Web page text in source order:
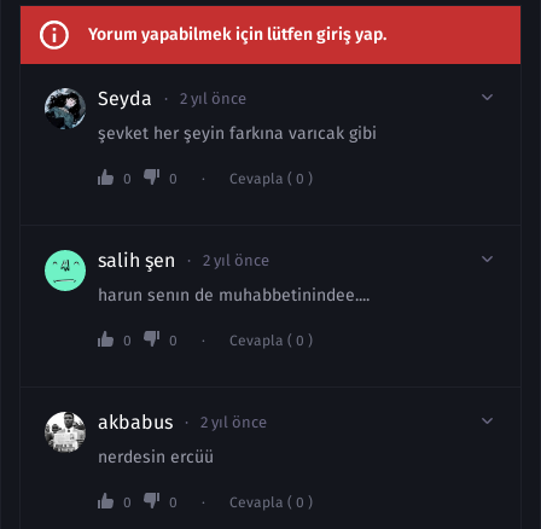
Yorum yapabilmek için lütfen giriş yap.
Seyda 2 yıl önce
şevket her şeyin farkına varıcak gibi
0 0 Cevapla ( 0 )
salih şen 2 yıl önce
harun senın de muhabbetinindee....
0 0 Cevapla ( 0 )
akbabus 2 yıl önce
nerdesin ercüü
0 0 Cevapla ( 0 )